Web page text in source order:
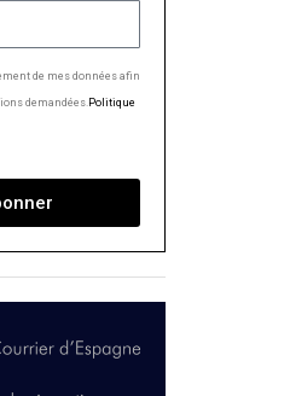
de mes données afin
demandées.Politique